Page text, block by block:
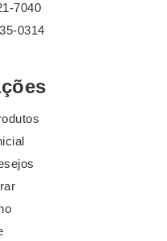
7040
0314